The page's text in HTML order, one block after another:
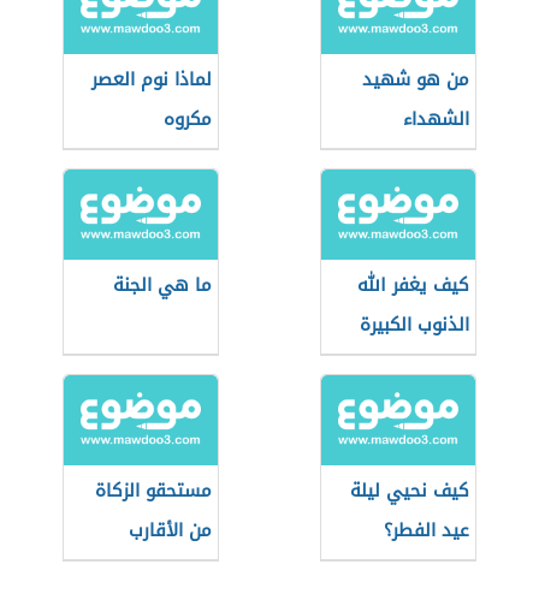
من هو شهيد
الشهداء
لماذا نوم العصر
مكروه
كيف يغفر الله
الذنوب الكبيرة
ما هي الجنة
كيف نحيي ليلة
عيد الفطر؟
مستحقو الزكاة
من الأقارب